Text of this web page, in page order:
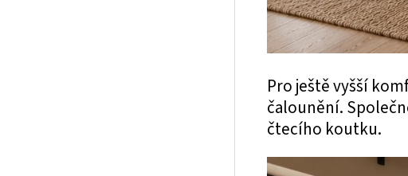
Pro ještě vyšší
čalounění.
čtecího koutku.